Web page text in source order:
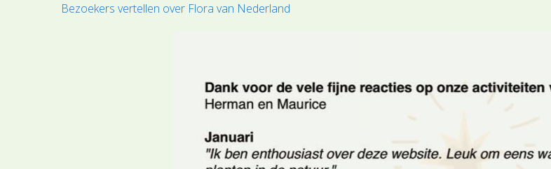
Bezoekers vertellen over Flora van Nederland